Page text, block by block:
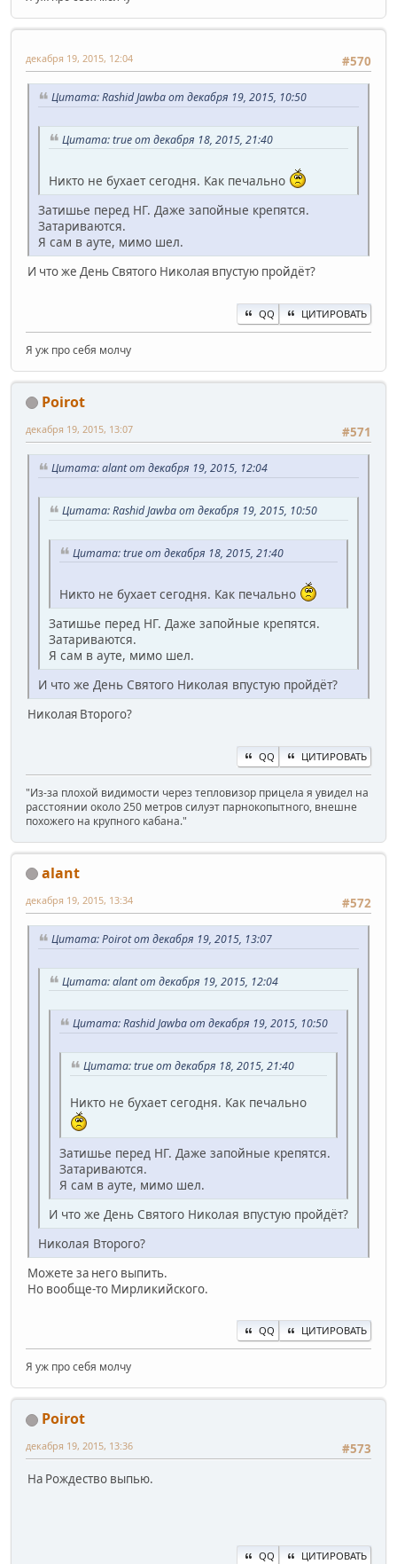
#570
декабря 19, 2015, 12:04
Цитата: Rashid Jawba от декабря 19, 2015, 10:50
Цитата: true от декабря 18, 2015, 21:40
Никто не бухает сегодня. Как печально
Затишье перед НГ. Даже запойные крепятся.
Затариваются.
Я сам в ауте, мимо шел.
И что же День Святого Николая впустую пройдёт?
QQ ЦИТИРОВАТЬ
Я уж про себя молчу
Poirot
#571
декабря 19, 2015, 13:07
Цитата: alant от декабря 19, 2015, 12:04
Цитата: Rashid Jawba от декабря 19, 2015, 10:50
Цитата: true от декабря 18, 2015, 21:40
Никто не бухает сегодня. Как печально
Затишье перед НГ. Даже запойные крепятся.
Затариваются.
Я сам в ауте, мимо шел.
И что же День Святого Николая впустую пройдёт?
Николая Второго?
QQ ЦИТИРОВАТЬ
"Из-за плохой видимости через тепловизор прицела я увидел на
расстоянии около 250 метров силуэт парнокопытного, внешне
похожего на крупного кабана."
alant
#572
декабря 19, 2015, 13:34
Цитата: Poirot от декабря 19, 2015, 13:07
Цитата: alant от декабря 19, 2015, 12:04
Цитата: Rashid Jawba от декабря 19, 2015, 10:50
Цитата: true от декабря 18, 2015, 21:40
Никто не бухает сегодня. Как печально
Затишье перед НГ. Даже запойные крепятся.
Затариваются.
Я сам в ауте, мимо шел.
И что же День Святого Николая впустую пройдёт?
Николая Второго?
Можете за него выпить.
Но вообще-то Мирликийского.
QQ ЦИТИРОВАТЬ
Я уж про себя молчу
Poirot
#573
декабря 19, 2015, 13:36
На Рождество выпью.
QQ ЦИТИРОВАТЬ